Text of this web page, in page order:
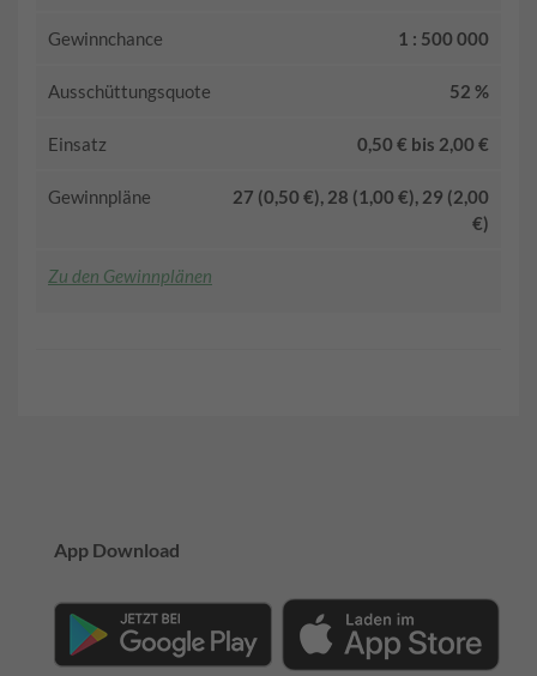
Gewinnchance 1 : 500 000
Ausschüttungsquote 52 %
Einsatz 0,50 € bis 2,00 €
Gewinnpläne
27 (0,50 €), 28 (1,00 €), 29 (2,00
€)
Zu den Gewinnplänen
App Download